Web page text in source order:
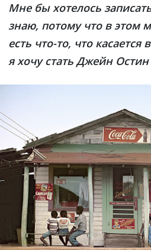
Мне бы хотелось
знаю, потому что в этом
есть что-то, что касается
я хочу стать Джейн